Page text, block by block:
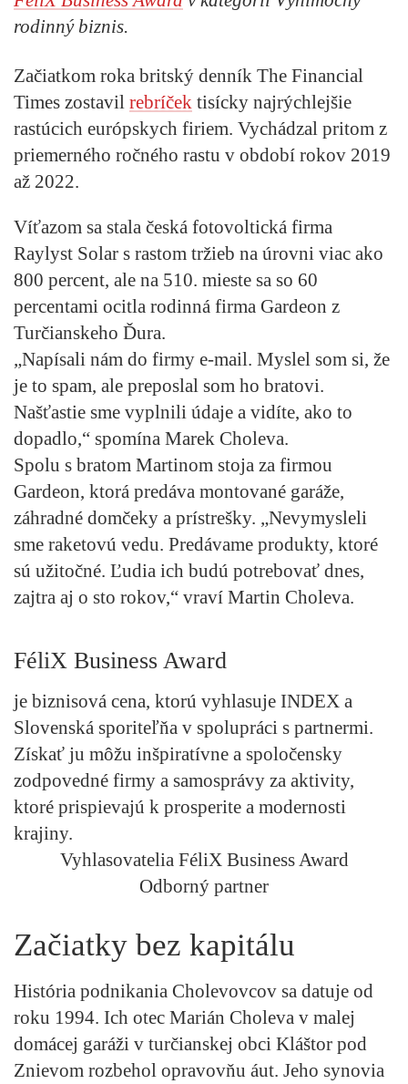
rodinný biznis.
Začiatkom roka britský denník The Financial
Times zostavil rebríček tisícky najrýchlejšie
rastúcich európskych firiem. Vychádzal pritom z
priemerného ročného rastu v období rokov 2019
až 2022.
Víťazom sa stala česká fotovoltická firma
Raylyst Solar s rastom tržieb na úrovni viac ako
800 percent, ale na 510. mieste sa so 60
percentami ocitla rodinná firma Gardeon z
Turčianskeho Ďura.
„Napísali nám do firmy e-mail. Myslel som si, že
je to spam, ale preposlal som ho bratovi.
Našťastie sme vyplnili údaje a vidíte, ako to
dopadlo,“ spomína Marek Choleva.
Spolu s bratom Martinom stoja za firmou
Gardeon, ktorá predáva montované garáže,
záhradné domčeky a prístrešky. „Nevymysleli
sme raketovú vedu. Predávame produkty, ktoré
sú užitočné. Ľudia ich budú potrebovať dnes,
zajtra aj o sto rokov,“ vraví Martin Choleva.
FéliX Business Award
je biznisová cena, ktorú vyhlasuje INDEX a
Slovenská sporiteľňa v spolupráci s partnermi.
Získať ju môžu inšpiratívne a spoločensky
zodpovedné firmy a samosprávy za aktivity,
ktoré prispievajú k prosperite a modernosti
krajiny.
Vyhlasovatelia FéliX Business Award
Odborný partner
Začiatky bez kapitálu
História podnikania Cholevovcov sa datuje od
roku 1994. Ich otec Marián Choleva v malej
domácej garáži v turčianskej obci Kláštor pod
Znievom rozbehol opravovňu áut. Jeho synovia